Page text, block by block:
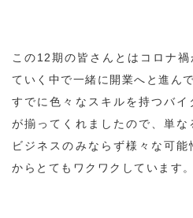
この12期の皆さんとはコロナ
ていく中で一緒に開業へと進ん
すでに色々なスキルを持つバ
が揃ってくれましたので、単
ビジネスのみならず様々な可
からとてもワクワクしています。